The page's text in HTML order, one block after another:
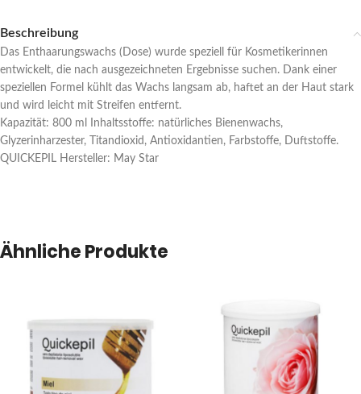
Beschreibung
Das Enthaarungswachs (Dose) wurde speziell für Kosmetikerinnen
entwickelt, die nach ausgezeichneten Ergebnisse suchen. Dank einer
speziellen Formel kühlt das Wachs langsam ab, haftet an der Haut stark
und wird leicht mit Streifen entfernt.
Kapazität: 800 ml Inhaltsstoffe: natürliches Bienenwachs,
Glyzerinharzester, Titandioxid, Antioxidantien, Farbstoffe, Duftstoffe.
QUICKEPIL Hersteller: May Star
Ähnliche Produkte